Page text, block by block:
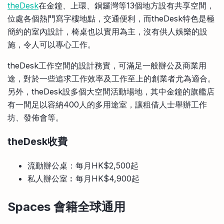
theDesk在金鐘、上環、銅鑼灣等13個地方設有共享空間，
位處各個熱門寫字樓地點，交通便利，而theDesk特色是極
簡約的室內設計，椅桌也以實用為主，沒有供人娛樂的設
施，令人可以專心工作。
theDesk工作空間的設計務實，可滿足一般辦公及商業用
途，對於一些追求工作效率及工作至上的創業者尤為適合。
另外，theDesk設多個大空間活動場地，其中金鐘的旗艦店
有一間足以容納400人的多用途室，讓租借人士舉辦工作
坊、發佈會等。
theDesk收費
流動辦公桌：每月HK$2,500起
私人辦公室︰每月HK$4,900起
Spaces 會籍全球通用